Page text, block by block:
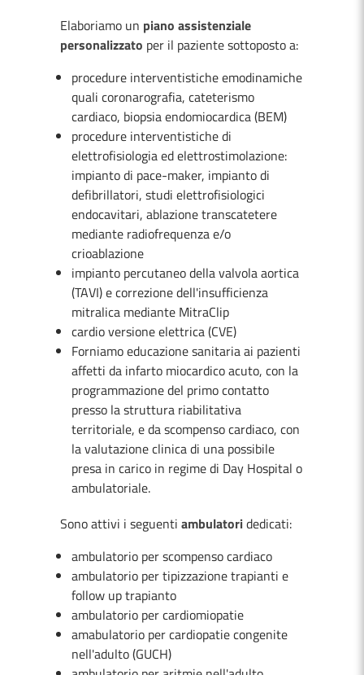
Elaboriamo un piano assistenziale
personalizzato per il paziente sottoposto a:
procedure interventistiche emodinamiche
quali coronarografia, cateterismo
cardiaco, biopsia endomiocardica (BEM)
procedure interventistiche di
elettrofisiologia ed elettrostimolazione:
impianto di pace-maker, impianto di
defibrillatori, studi elettrofisiologici
endocavitari, ablazione transcatetere
mediante radiofrequenza e/o
crioablazione
impianto percutaneo della valvola aortica
(TAVI) e correzione dell'insufficienza
mitralica mediante MitraClip
cardio versione elettrica (CVE)
Forniamo educazione sanitaria ai pazienti
affetti da infarto miocardico acuto, con la
programmazione del primo contatto
presso la struttura riabilitativa
territoriale, e da scompenso cardiaco, con
la valutazione clinica di una possibile
presa in carico in regime di Day Hospital o
ambulatoriale.
Sono attivi i seguenti ambulatoridedicati:
ambulatorio per scompenso cardiaco
ambulatorio per tipizzazione trapianti e
follow up trapianto
ambulatorio per cardiomiopatie
amabulatorio per cardiopatie congenite
nell'adulto (GUCH)